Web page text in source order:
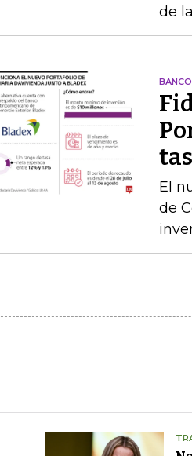
de
El
de